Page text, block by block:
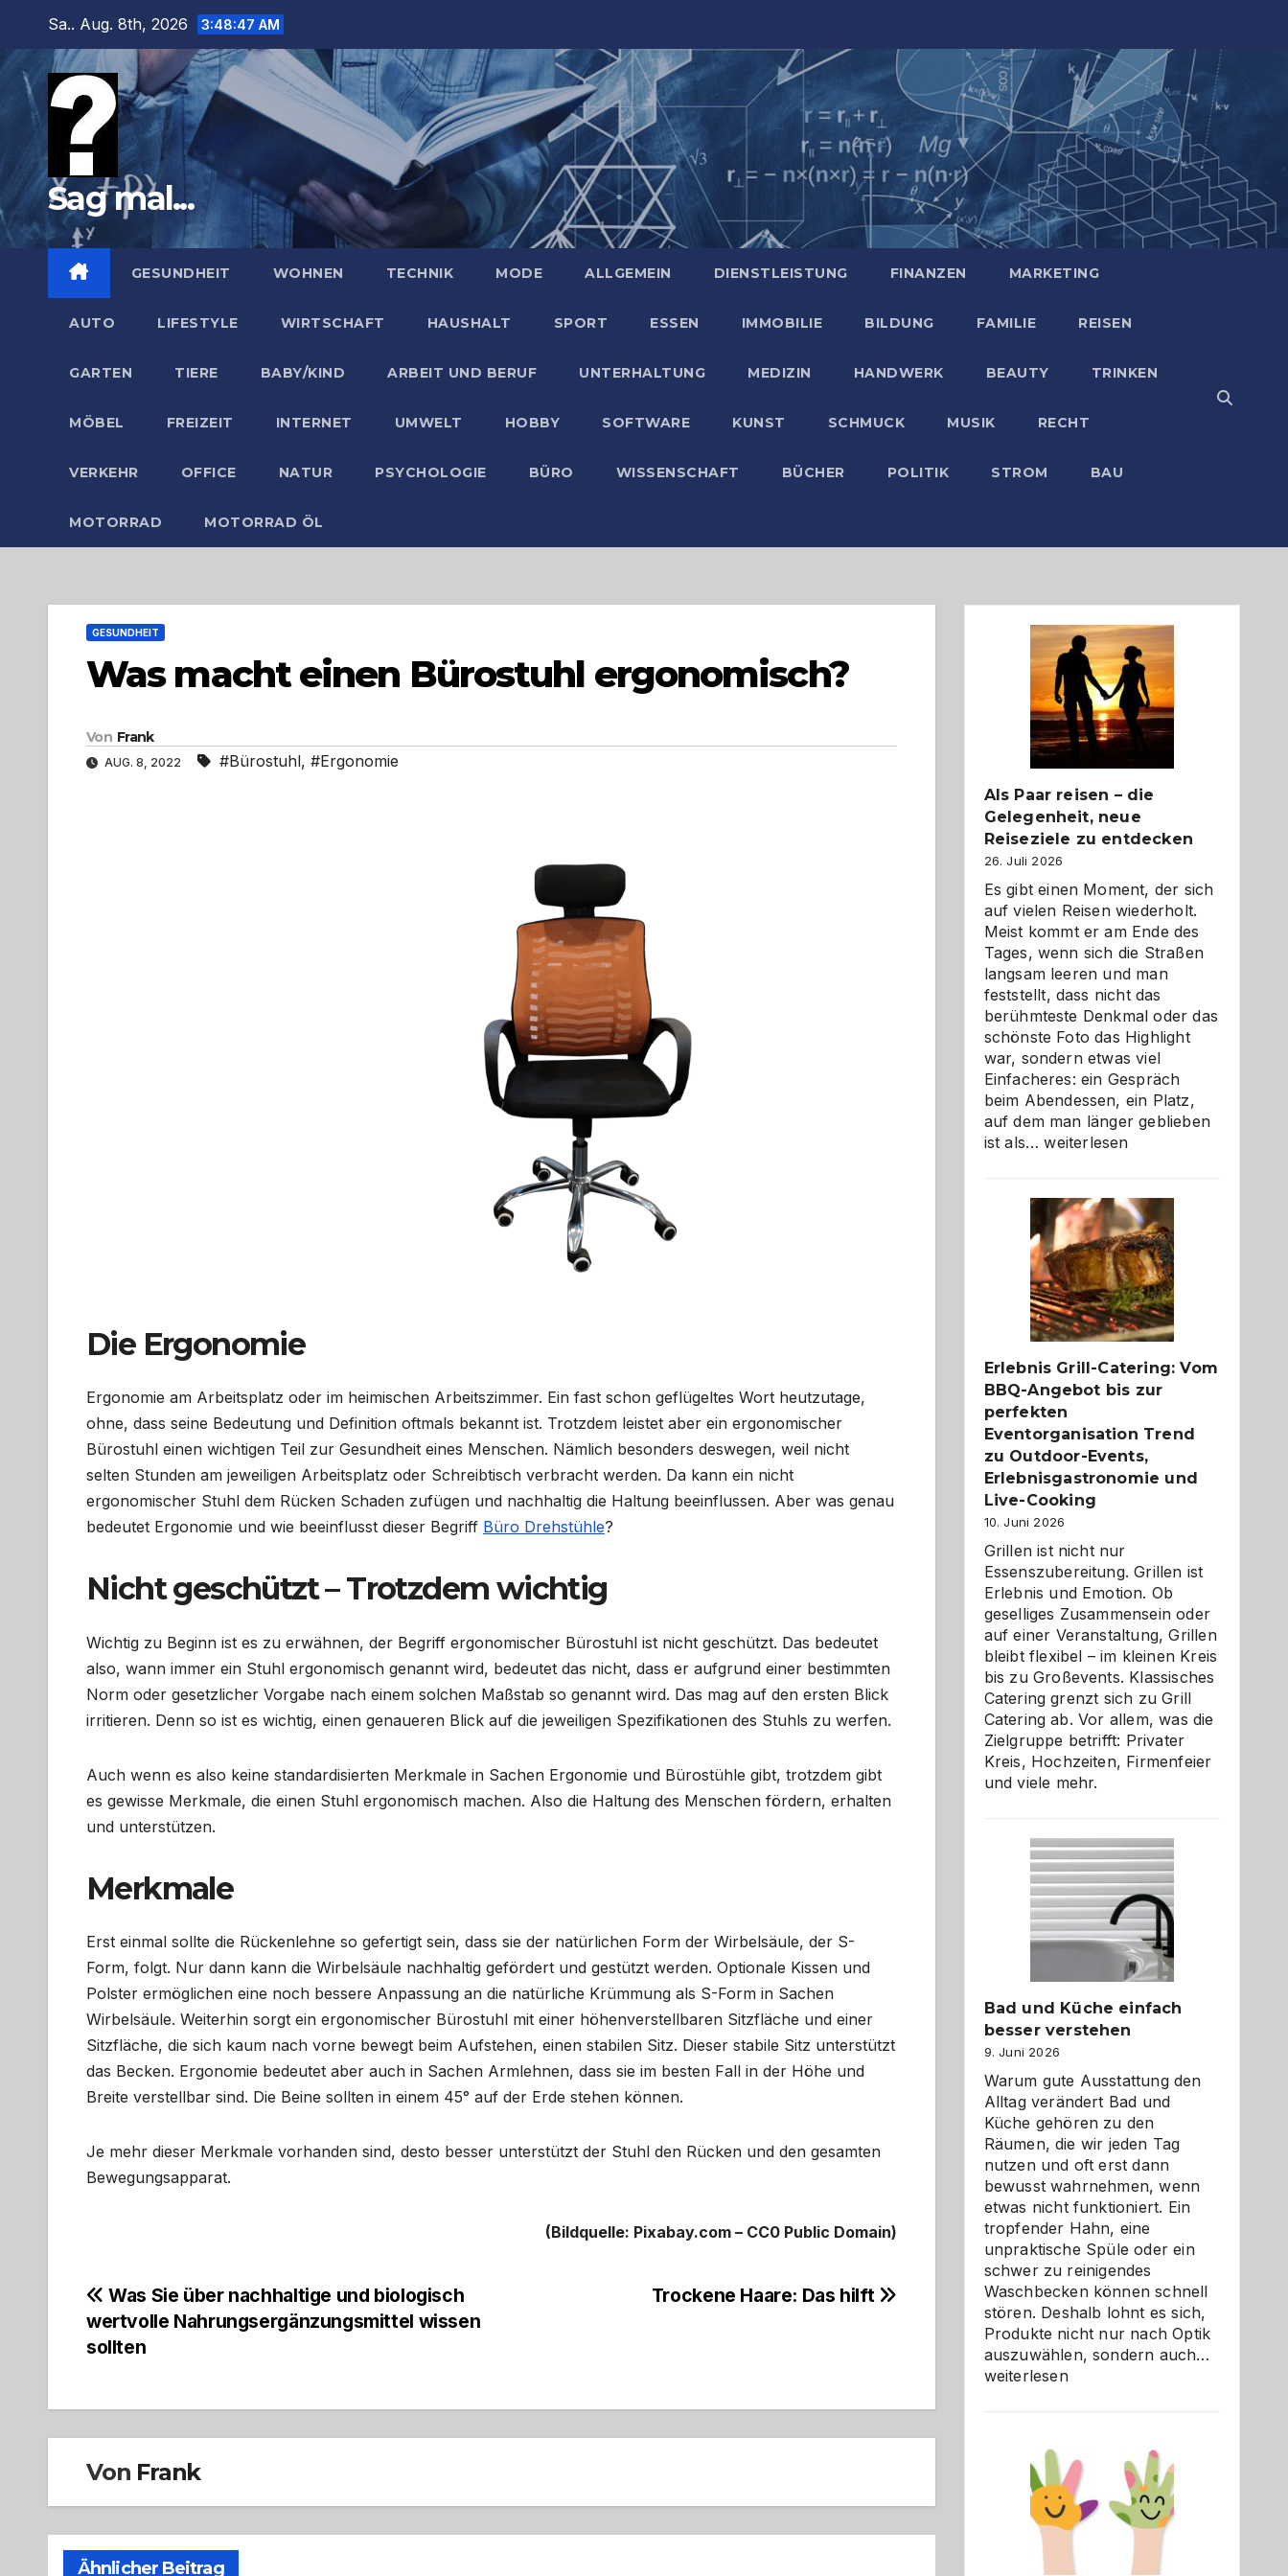
springen
Sa.. Aug. 8th, 2026 3:48:47 AM
Sag mal...
GESUNDHEIT WOHNEN TECHNIK MODE ALLGEMEIN DIENSTLEISTUNG FINANZEN MARKETING
AUTO LIFESTYLE WIRTSCHAFT HAUSHALT SPORT ESSEN IMMOBILIE BILDUNG FAMILIE REISEN
GARTEN TIERE BABY/KIND ARBEIT UND BERUF UNTERHALTUNG MEDIZIN HANDWERK BEAUTY TRINKEN
MÖBEL FREIZEIT INTERNET UMWELT HOBBY SOFTWARE KUNST SCHMUCK MUSIK RECHT
VERKEHR OFFICE NATUR PSYCHOLOGIE BÜRO WISSENSCHAFT BÜCHER POLITIK STROM BAU
MOTORRAD MOTORRAD ÖL
GESUNDHEIT
Was macht einen Bürostuhl ergonomisch?
Von Frank
AUG. 8, 2022 #Bürostuhl, #Ergonomie
Die Ergonomie
Ergonomie am Arbeitsplatz oder im heimischen Arbeitszimmer. Ein fast schon geflügeltes Wort heutzutage,
ohne, dass seine Bedeutung und Definition oftmals bekannt ist. Trotzdem leistet aber ein ergonomischer
Bürostuhl einen wichtigen Teil zur Gesundheit eines Menschen. Nämlich besonders deswegen, weil nicht
selten Stunden am jeweiligen Arbeitsplatz oder Schreibtisch verbracht werden. Da kann ein nicht
ergonomischer Stuhl dem Rücken Schaden zufügen und nachhaltig die Haltung beeinflussen. Aber was genau
bedeutet Ergonomie und wie beeinflusst dieser Begriff Büro Drehstühle?
Nicht geschützt – Trotzdem wichtig
Wichtig zu Beginn ist es zu erwähnen, der Begriff ergonomischer Bürostuhl ist nicht geschützt. Das bedeutet
also, wann immer ein Stuhl ergonomisch genannt wird, bedeutet das nicht, dass er aufgrund einer bestimmten
Norm oder gesetzlicher Vorgabe nach einem solchen Maßstab so genannt wird. Das mag auf den ersten Blick
irritieren. Denn so ist es wichtig, einen genaueren Blick auf die jeweiligen Spezifikationen des Stuhls zu werfen.
Auch wenn es also keine standardisierten Merkmale in Sachen Ergonomie und Bürostühle gibt, trotzdem gibt
es gewisse Merkmale, die einen Stuhl ergonomisch machen. Also die Haltung des Menschen fördern, erhalten
und unterstützen.
Merkmale
Erst einmal sollte die Rückenlehne so gefertigt sein, dass sie der natürlichen Form der Wirbelsäule, der S-
Form, folgt. Nur dann kann die Wirbelsäule nachhaltig gefördert und gestützt werden. Optionale Kissen und
Polster ermöglichen eine noch bessere Anpassung an die natürliche Krümmung als S-Form in Sachen
Wirbelsäule. Weiterhin sorgt ein ergonomischer Bürostuhl mit einer höhenverstellbaren Sitzfläche und einer
Sitzfläche, die sich kaum nach vorne bewegt beim Aufstehen, einen stabilen Sitz. Dieser stabile Sitz unterstützt
das Becken. Ergonomie bedeutet aber auch in Sachen Armlehnen, dass sie im besten Fall in der Höhe und
Breite verstellbar sind. Die Beine sollten in einem 45° auf der Erde stehen können.
Je mehr dieser Merkmale vorhanden sind, desto besser unterstützt der Stuhl den Rücken und den gesamten
Bewegungsapparat.
(Bildquelle: Pixabay.com – CC0 Public Domain)
Beitragsnavigation Trockene Haare: Das hilft
Was Sie über nachhaltige und biologisch
wertvolle Nahrungsergänzungsmittel wissen
sollten
Von Frank
Ähnlicher Beitrag
Als Paar reisen – die
Gelegenheit, neue
Reiseziele zu entdecken
26. Juli 2026
Es gibt einen Moment, der sich
auf vielen Reisen wiederholt.
Meist kommt er am Ende des
Tages, wenn sich die Straßen
langsam leeren und man
feststellt, dass nicht das
berühmteste Denkmal oder das
schönste Foto das Highlight
war, sondern etwas viel
Einfacheres: ein Gespräch
beim Abendessen, ein Platz,
auf dem man länger geblieben
ist als…Als
die
Gelegenheit,
neue
Reiseziele
zu
entdecken
weiterlesen
Erlebnis Grill-Catering: Vom
BBQ-Angebot bis zur
perfekten
Eventorganisation Trend
zu Outdoor-Events,
Erlebnisgastronomie und
Live-Cooking
10. Juni 2026
Grillen ist nicht nur
Essenszubereitung. Grillen ist
Erlebnis und Emotion. Ob
geselliges Zusammensein oder
auf einer Veranstaltung, Grillen
bleibt flexibel – im kleinen Kreis
bis zu Großevents. Klassisches
Catering grenzt sich zu Grill
Catering ab. Vor allem, was die
Zielgruppe betrifft: Privater
Kreis, Hochzeiten, Firmenfeier
und viele mehr.
Bad und Küche einfach
besser verstehen
9. Juni 2026
Warum gute Ausstattung den
Alltag verändert Bad und
Küche gehören zu den
Räumen, die wir jeden Tag
nutzen und oft erst dann
bewusst wahrnehmen, wenn
etwas nicht funktioniert. Ein
tropfender Hahn, eine
unpraktische Spüle oder ein
schwer zu reinigendes
Waschbecken können schnell
stören. Deshalb lohnt es sich,
Produkte nicht nur nach Optik
auszuwählen, sondern auch…
weiterlesen